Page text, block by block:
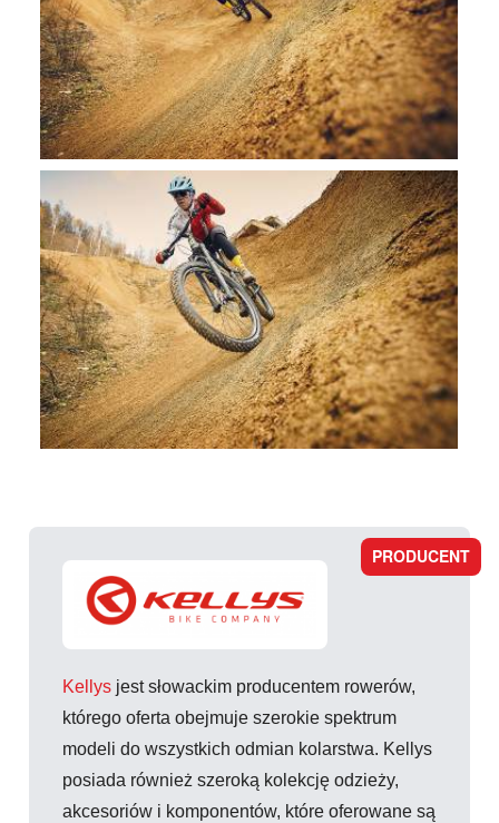
PRODUCENT
Kellys jest słowackim producentem rowerów,
którego oferta obejmuje szerokie spektrum
modeli do wszystkich odmian kolarstwa. Kellys
posiada również szeroką kolekcję odzieży,
akcesoriów i komponentów, które oferowane są